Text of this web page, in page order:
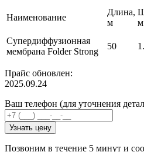
Наименование
Длина,
м
м
Супердиффузионная
мембрана Folder Strong
50
Прайс обновлен:
2025.09.24
Ваш телефон (для уточнения
Узнать цену
Позвоним в течение 5 минут и